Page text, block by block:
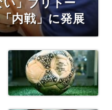
」ブリトー
内戦」に発展